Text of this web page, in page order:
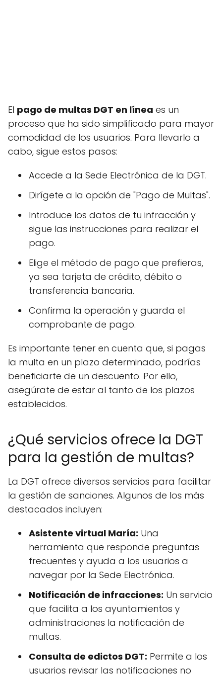
El pago de multas DGT en línea es un
proceso que ha sido simplificado para mayor
comodidad de los usuarios. Para llevarlo a
cabo, sigue estos pasos:
Accede a la Sede Electrónica de la DGT.
Dirígete a la opción de "Pago de Multas".
Introduce los datos de tu infracción y
sigue las instrucciones para realizar el
pago.
Elige el método de pago que prefieras,
ya sea tarjeta de crédito, débito o
transferencia bancaria.
Confirma la operación y guarda el
comprobante de pago.
Es importante tener en cuenta que, si pagas
la multa en un plazo determinado, podrías
beneficiarte de un descuento. Por ello,
asegúrate de estar al tanto de los plazos
establecidos.
¿Qué servicios ofrece la DGT
para la gestión de multas?
La DGT ofrece diversos servicios para facilitar
la gestión de sanciones. Algunos de los más
destacados incluyen:
Asistente virtual María: Una
herramienta que responde preguntas
frecuentes y ayuda a los usuarios a
navegar por la Sede Electrónica.
Notificación de infracciones: Un servicio
que facilita a los ayuntamientos y
administraciones la notificación de
multas.
Consulta de edictos DGT: Permite a los
usuarios revisar las notificaciones no